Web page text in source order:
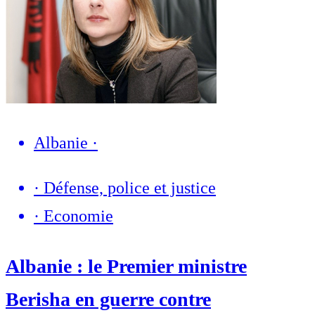
Albanie ·
· Défense, police et justice
· Economie
Albanie : le Premier ministre
Berisha en guerre contre